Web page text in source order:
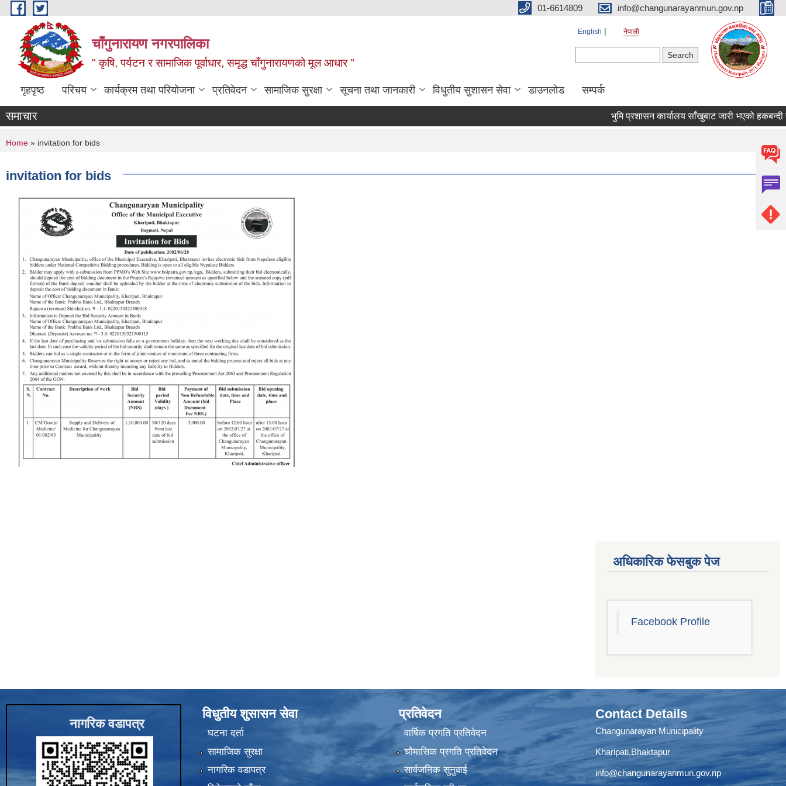
Skip to main content 01-6614809 info@changunarayanmun.gov.np
चाँगुनारायण नगरपालिका
" कृषि, पर्यटन र सामाजिक पूर्वाधार, समृद्ध चाँगुनारायणको मूल आधार "
English नेपाली
गृहपृष्ठ परिचय कार्यक्रम तथा परियोजना प्रतिवेदन सामाजिक सुरक्षा सूचना तथा जानकारी विधुतीय सुशासन सेवा डाउनलोड सम्पर्क
समाचार भुमि प्रशासन कार्यालय साँखुबाट जारी भएको हकबन्दी
You are here
Home » invitation for bids
invitation for bids
अधिकारिक फेसबुक पेज
Facebook Profile
नागरिक वडापत्र
विधुतीय शुसासन सेवा
घटना दर्ता
सामाजिक सुरक्षा
नागरिक वडापत्र
प्रतिवेदन
वार्षिक प्रगति प्रतिवेदन
चौमासिक प्रगति प्रतिवेदन
सार्वजनिक सुनुवाई
Contact Details
Changunarayan Municipality
Kharipati,Bhaktapur
info@changunarayanmun.gov.np